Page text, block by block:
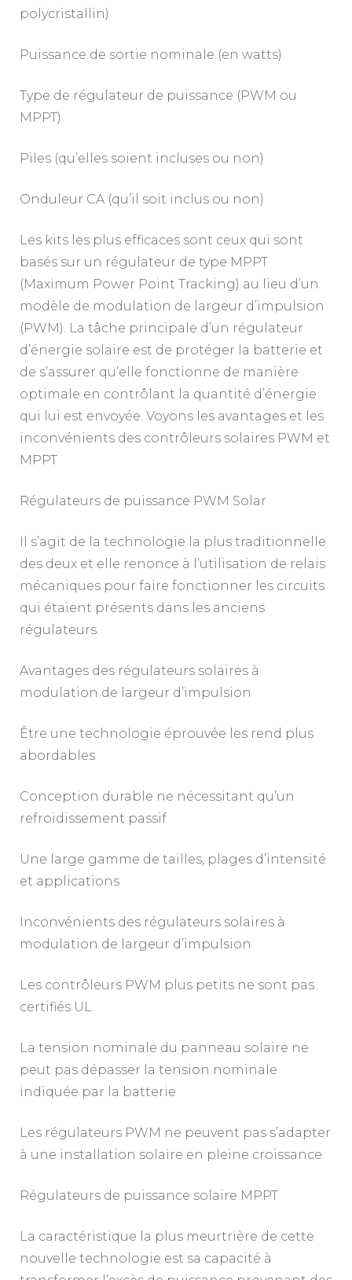
polycristallin)
Puissance de sortie nominale (en watts)
Type de régulateur de puissance (PWM ou
MPPT)
Piles (qu’elles soient incluses ou non)
Onduleur CA (qu’il soit inclus ou non)
Les kits les plus efficaces sont ceux qui sont
basés sur un régulateur de type MPPT
(Maximum Power Point Tracking) au lieu d’un
modèle de modulation de largeur d’impulsion
(PWM). La tâche principale d’un régulateur
d’énergie solaire est de protéger la batterie et
de s’assurer qu’elle fonctionne de manière
optimale en contrôlant la quantité d’énergie
qui lui est envoyée. Voyons les avantages et les
inconvénients des contrôleurs solaires PWM et
MPPT
Régulateurs de puissance PWM Solar
Il s’agit de la technologie la plus traditionnelle
des deux et elle renonce à l’utilisation de relais
mécaniques pour faire fonctionner les circuits
qui étaient présents dans les anciens
régulateurs.
Avantages des régulateurs solaires à
modulation de largeur d’impulsion
Être une technologie éprouvée les rend plus
abordables
Conception durable ne nécessitant qu’un
refroidissement passif
Une large gamme de tailles, plages d’intensité
et applications
Inconvénients des régulateurs solaires à
modulation de largeur d’impulsion
Les contrôleurs PWM plus petits ne sont pas
certifiés UL
La tension nominale du panneau solaire ne
peut pas dépasser la tension nominale
indiquée par la batterie
Les régulateurs PWM ne peuvent pas s’adapter
à une installation solaire en pleine croissance
Régulateurs de puissance solaire MPPT
La caractéristique la plus meurtrière de cette
nouvelle technologie est sa capacité à